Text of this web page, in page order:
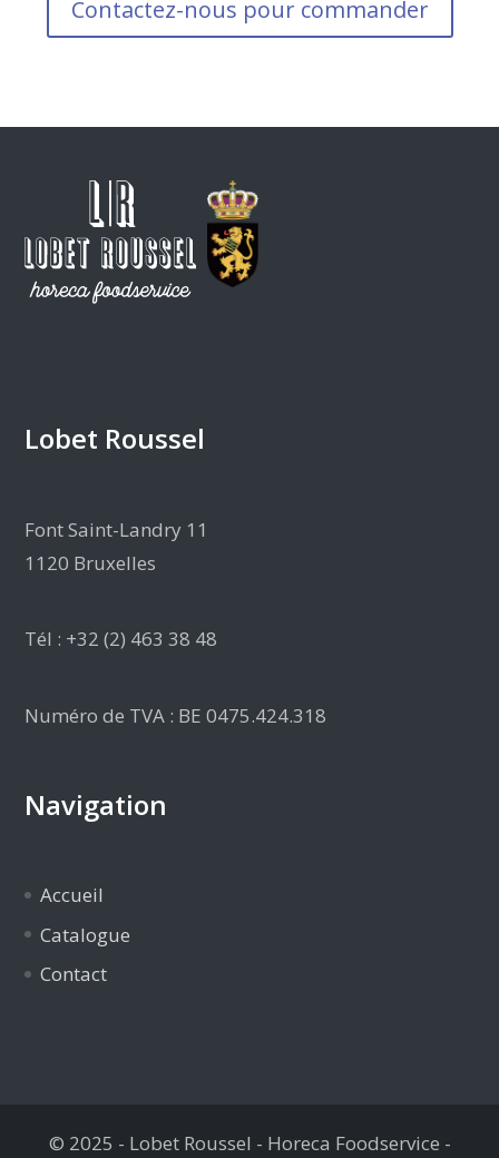
Contactez-nous pour commander
Lobet Roussel
Font Saint-Landry 11
1120 Bruxelles
Tél : +32 (2) 463 38 48
Numéro de TVA : BE 0475.424.318
Navigation
Accueil
Catalogue
Contact
© 2025 - Lobet Roussel - Horeca Foodservice -